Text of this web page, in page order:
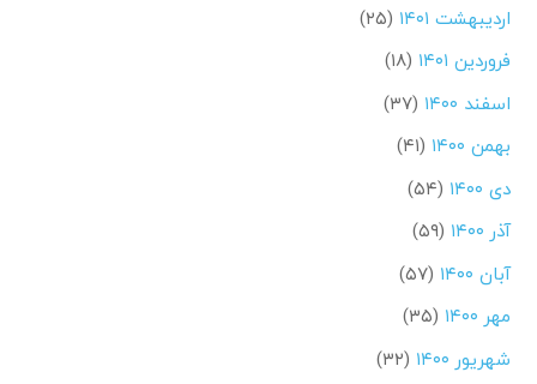
اردیبهشت ۱۴۰۱
(۲۵)
فروردین ۱۴۰۱
(۱۸)
اسفند ۱۴۰۰
(۳۷)
بهمن ۱۴۰۰
(۴۱)
دی ۱۴۰۰
(۵۴)
آذر ۱۴۰۰
(۵۹)
آبان ۱۴۰۰
(۵۷)
مهر ۱۴۰۰
(۳۵)
شهریور ۱۴۰۰
(۳۲)